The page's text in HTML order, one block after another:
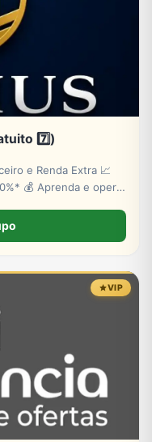
7️⃣)
e Renda Extra 📈
💰 Aprenda e opere
VIP